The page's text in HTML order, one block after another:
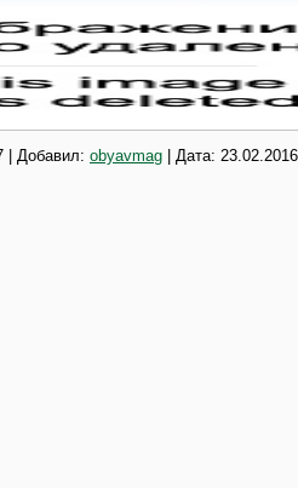
| Добавил: obyavmag | Дата: 23.02.2016